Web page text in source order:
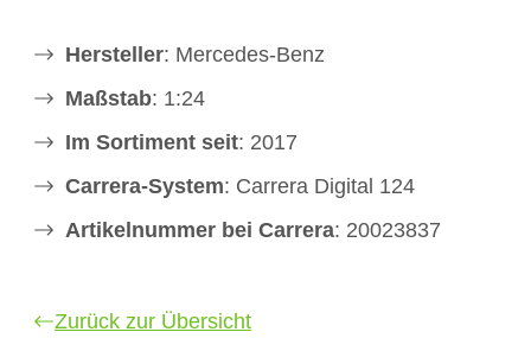
Hersteller: Mercedes-Benz
Maßstab: 1:24
Im Sortiment seit: 2017
Carrera-System: Carrera Digital 124
Artikelnummer bei Carrera: 20023837
Zurück zur Übersicht